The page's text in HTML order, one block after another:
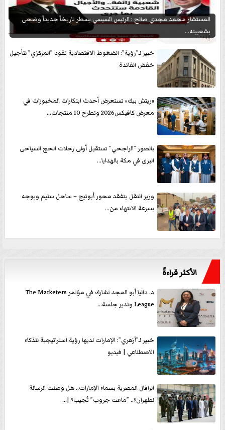
المستشار محمد مجدي صالح : الرئيس السيسي يسطر تاريخاً جديداً وضحى
بشعبيته...
خبير لـ”رؤية”: الضغوط الاقتصادية تقود ”المركزي” لتأجيل
خفض الفائدة
«ريتش بيك» تستعرض أحدث ابتكارات المخبوزات في
معرض كافيكس2026 وتطرح 10 منتجات...
بالصور ”الراجحي” تستقبل أولى رحلات الحج السياحى
البرى في مكة بالهدايا...
وزير النقل يتفقد محور أبوتيج – ساحل سليم ويوجه
بسرعة الانتهاء من...
الأكثر قراءةً
د. داليا أبو المجد تشارك في مؤتمر The Marketers
League وتدير جلسة...
خبير لـ”أزهري”: الإمارات لديها رؤية استراتيجية للذكاء
الاصطناعي | فيديو
الرافال المصرية بسماء الإمارات.. هل وصلت الرسالة
لطهران؟.. ”ماعت جروب” تُجيب؟ |...